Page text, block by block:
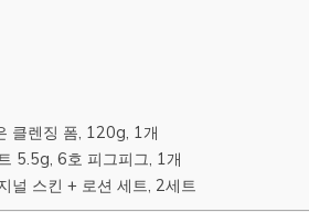
클렌징 폼, 120g, 1개
5.5g, 6호 피그피그, 1개
널 스킨 + 로션 세트, 2세트